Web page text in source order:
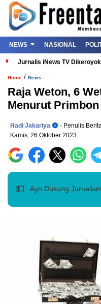
NEWS NASIONAL
Jurnalis iNews TV
Home / News
Raja Weton, 6
Menurut
Hadi Jakariya
- Penulis
Kamis, 26 Oktober 2023
💵 Ayo Dukung